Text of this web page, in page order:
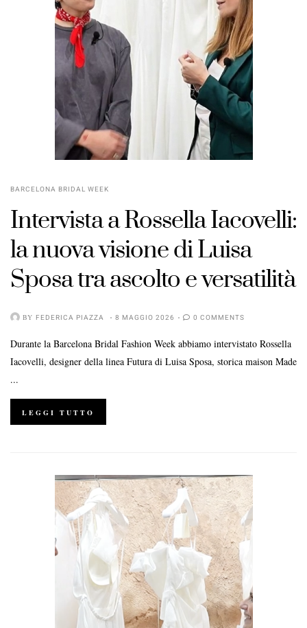
BARCELONA BRIDAL WEEK
Intervista a Rossella Iacovelli:
la nuova visione di Luisa
Sposa tra ascolto e versatilità
BY FEDERICA PIAZZA 8 MAGGIO 2026 0 COMMENTS
Durante la Barcelona Bridal Fashion Week abbiamo intervistato Rossella
Iacovelli, designer della linea Futura di Luisa Sposa, storica maison Made
...
LEGGI TUTTO